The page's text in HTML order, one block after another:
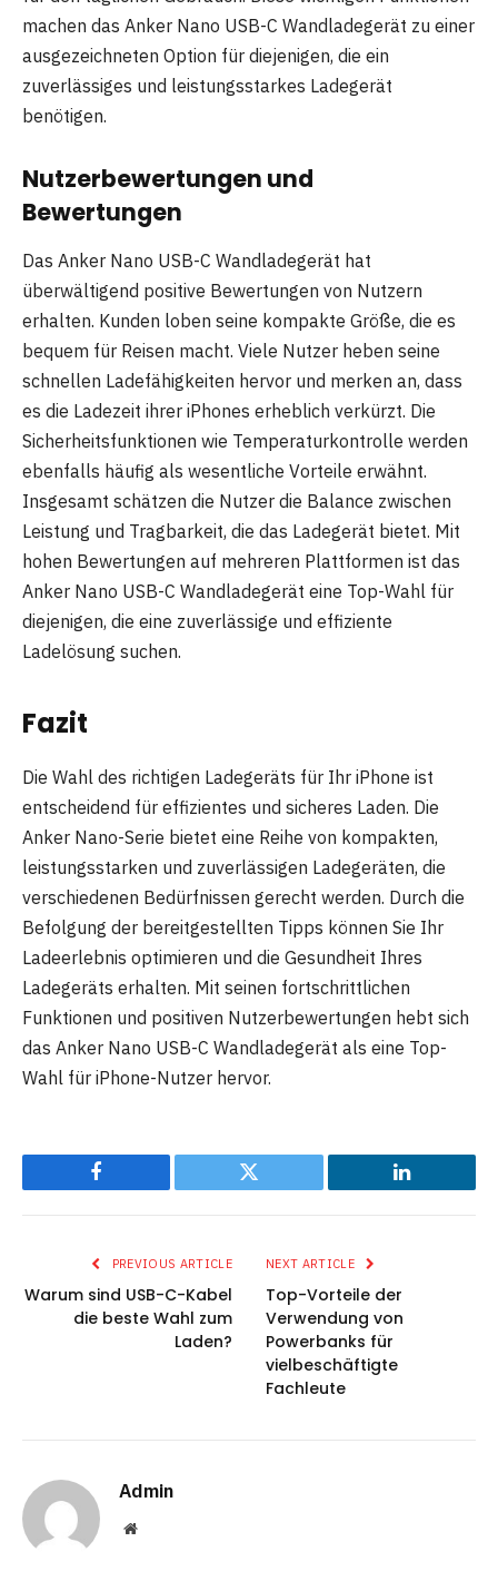
machen das Anker Nano USB-C Wandladegerät zu einer
ausgezeichneten Option für diejenigen, die ein
zuverlässiges und leistungsstarkes Ladegerät
benötigen.
Nutzerbewertungen und
Bewertungen
Das Anker Nano USB-C Wandladegerät hat
überwältigend positive Bewertungen von Nutzern
erhalten. Kunden loben seine kompakte Größe, die es
bequem für Reisen macht. Viele Nutzer heben seine
schnellen Ladefähigkeiten hervor und merken an, dass
es die Ladezeit ihrer iPhones erheblich verkürzt. Die
Sicherheitsfunktionen wie Temperaturkontrolle werden
ebenfalls häufig als wesentliche Vorteile erwähnt.
Insgesamt schätzen die Nutzer die Balance zwischen
Leistung und Tragbarkeit, die das Ladegerät bietet. Mit
hohen Bewertungen auf mehreren Plattformen ist das
Anker Nano USB-C Wandladegerät eine Top-Wahl für
diejenigen, die eine zuverlässige und effiziente
Ladelösung suchen.
Fazit
Die Wahl des richtigen Ladegeräts für Ihr iPhone ist
entscheidend für effizientes und sicheres Laden. Die
Anker Nano-Serie bietet eine Reihe von kompakten,
leistungsstarken und zuverlässigen Ladegeräten, die
verschiedenen Bedürfnissen gerecht werden. Durch die
Befolgung der bereitgestellten Tipps können Sie Ihr
Ladeerlebnis optimieren und die Gesundheit Ihres
Ladegeräts erhalten. Mit seinen fortschrittlichen
Funktionen und positiven Nutzerbewertungen hebt sich
das Anker Nano USB-C Wandladegerät als eine Top-
Wahl für iPhone-Nutzer hervor.
Facebook Twitter LinkedIn
PREVIOUS ARTICLE
Warum sind USB-C-Kabel
die beste Wahl zum
Laden?
NEXT ARTICLE
Top-Vorteile der
Verwendung von
Powerbanks für
vielbeschäftigte
Fachleute
Admin
Website